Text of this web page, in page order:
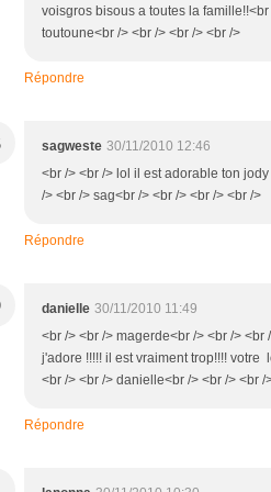
voisgros bisous a toutes la
toutoune<br /> <br /> <br /> <br />
Répondre
sagweste 30/11/2010 12:46
<br /> <br /> lol il est adorable ton
/> <br /> sag<br /> <br /> <br /> <br />
Répondre
danielle 30/11/2010 11:49
<br /> <br /> magerde<br /> <br /> <br
j'adore !!!!! il est vraiment trop!!!! votre
<br /> <br /> danielle<br /> <br /> <br
Répondre